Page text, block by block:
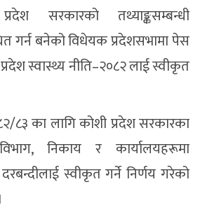
सरकारको तथ्याङ्कसम्बन्धी
गर्न बनेको विधेयक प्रदेशसभामा पेस
स्वास्थ्य नीति–२०८२ लाई स्वीकृत
८३ का लागि कोशी प्रदेश सरकारका
निकाय र कार्यालयहरूमा
स्वीकृत गर्ने निर्णय गरेको